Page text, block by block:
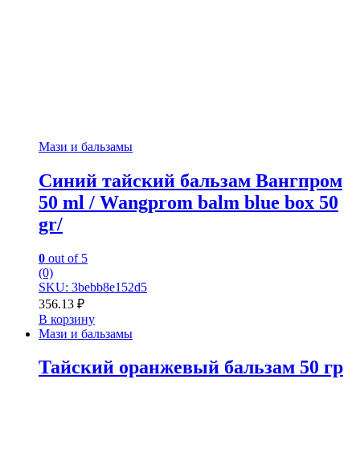
Мази и бальзамы
Синий тайский бальзам Вангпром
50 ml / Wangprom balm blue box 50
gr/
0 out of 5
(0)
SKU: 3bebb8e152d5
356.13 ₽
В корзину
Мази и бальзамы
Тайский оранжевый бальзам 50 гр